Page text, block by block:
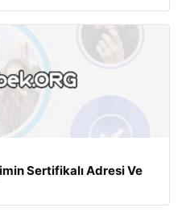
Sertifikalı Adresi Ve